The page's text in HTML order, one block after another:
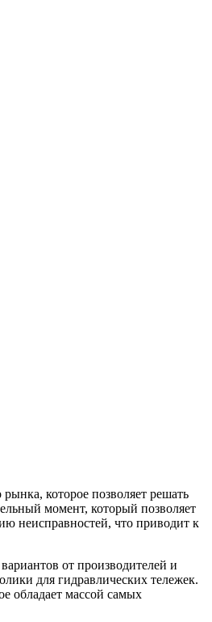
которое позволяет решать
момент, который позволяет
неисправностей, что приводит к
от производителей и
для гидравлических тележек.
обладает массой самых